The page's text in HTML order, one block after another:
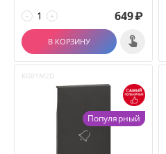
+
− 649₽
В КОРЗИНУ
KG01M2D
Популярный